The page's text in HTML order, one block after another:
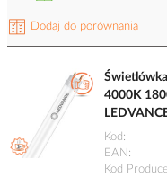
Dodaj do porównania
4000K
Kod
EAN
Kod